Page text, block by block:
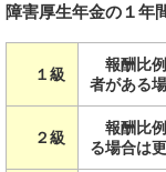
障害厚生年金の１年
１級
報酬比例
者がある
２級
報酬比例
る場合は